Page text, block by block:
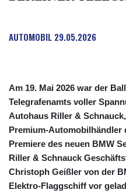
AUTOMOBIL 29.05.2026
Am 19. Mai 2026 war der
Telegrafenamts voller
Autohaus Riller &
Premiere des neuen BMW
Riller & Schnauck
Christoph Geißler von der
Elektro‑Flaggschiff vor